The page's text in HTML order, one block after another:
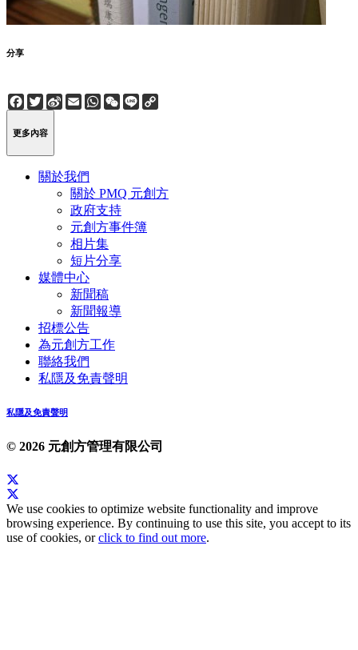
分享
Facebook
Twitter
Sina
Weibo
EmailWhatsApp
WeChat
Line
更多內容
關於我們
關於 PMQ 元創方
政府支持
元創方事件簿
相片集
短片分享
媒體中心
新聞稿
新聞報導
招標公告
為元創方工作
聯絡我們
私隱及免責聲明
私隱及免責聲明
© 2026 元創方管理有限公司
We use cookies to optimize website functionality and improve
browsing experience. By continuing to use this site, you accept to its
use of cookies, orclick to find out more.